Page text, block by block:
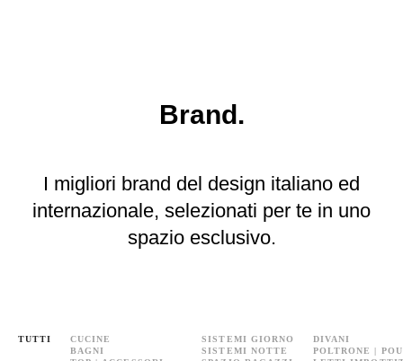
Brand.
I migliori brand del design italiano ed
internazionale, selezionati per te in uno
spazio esclusivo.
TUTTI
CUCINE
BAGNI
SISTEMI GIORNO
SISTEMI NOTTE
DIVANI
POLTRONE |